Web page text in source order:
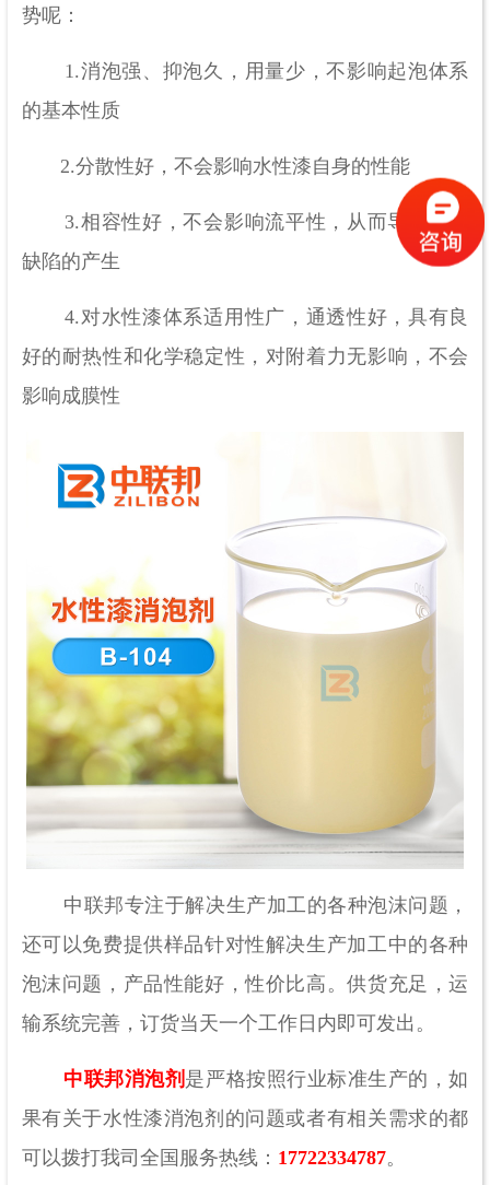
势呢：
1.消泡强、抑泡久，用量少，不影响起泡体系
的基本性质
2.分散性好，不会影响水性漆自身的性能
3.相容性好，不会影响流平性，从而导致表面
缺陷的产生
4.对水性漆体系适用性广，通透性好，具有良
好的耐热性和化学稳定性，对附着力无影响，不会
影响成膜性
中联邦专注于解决生产加工的各种泡沫问题，
还可以免费提供样品针对性解决生产加工中的各种
泡沫问题，产品性能好，性价比高。供货充足，运
输系统完善，订货当天一个工作日内即可发出。
中联邦消泡剂 是严格按照行业标准生产的，如
果有关于水性漆消泡剂的问题或者有相关需求的都
可以拨打我司全国服务热线： 17722334787。